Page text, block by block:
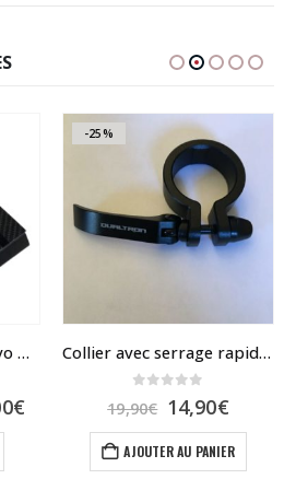
Garde boue Carbonrevo Dualtron
€Plage
119,00€
Ce produit a plusieurs variations. Les options peuvent être choisies sur la page du produit
-25%
Collier avec serrage rapide M8 pour DUALTRON
19,90€ Le
prix
initial
était :
14,90€Le
actuel
est :
AJOUTER AU PANIER